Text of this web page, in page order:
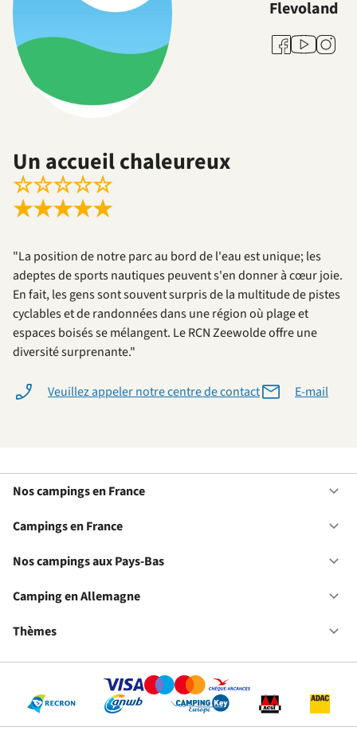
Flevoland
Facebook
Youtube
Un accueil chaleureux
☆☆☆☆☆
★★★★★
"La position de notre parc au bord de l'eau est unique; les
adeptes de sports nautiques peuvent s'en donner à cœur joie.
En fait, les gens sont souvent surpris de la multitude de pistes
cyclables et de randonnées dans une région où plage et
espaces boisés se mélangent. Le RCN Zeewolde offre une
diversité surprenante."
Veuillez appeler notre centre de contact E-mail
Nos campings en France
Campings en France
Nos campings aux Pays-Bas
Camping en Allemagne
Thèmes